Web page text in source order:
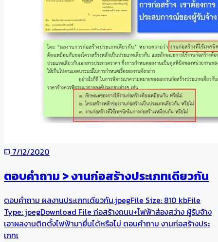
7/12/2020
ตอบคำถาม > งานก่อสร้างประเภทเดียวกัน
ตอบคำถาม ผลงานประเภทเดียวกัน.jpegFile Size: 810 kbFile
Type: jpegDownload File ก่อสร้างถนน+ไฟฟ้าส่องสว่าง ผู้รับจ้าง
เอาผลงานติดตั้งไฟฟ้ามายื่นได้หรือไม่ ตอบคำถาม งานก่อสร้างประ
เภทเ